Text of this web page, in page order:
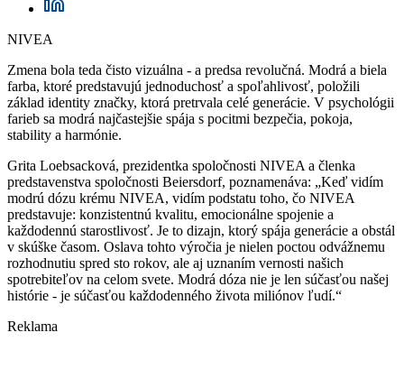
NIVEA
Zmena bola teda čisto vizuálna - a predsa revolučná. Modrá a biela
farba, ktoré predstavujú jednoduchosť a spoľahlivosť, položili
základ identity značky, ktorá pretrvala celé generácie. V psychológii
farieb sa modrá najčastejšie spája s pocitmi bezpečia, pokoja,
stability a harmónie.
Grita Loebsacková, prezidentka spoločnosti NIVEA a členka
predstavenstva spoločnosti Beiersdorf, poznamenáva: „Keď vidím
modrú dózu krému NIVEA, vidím podstatu toho, čo NIVEA
predstavuje: konzistentnú kvalitu, emocionálne spojenie a
každodennú starostlivosť. Je to dizajn, ktorý spája generácie a obstál
v skúške časom. Oslava tohto výročia je nielen poctou odvážnemu
rozhodnutiu spred sto rokov, ale aj uznaním vernosti našich
spotrebiteľov na celom svete. Modrá dóza nie je len súčasťou našej
histórie - je súčasťou každodenného života miliónov ľudí.“
Reklama